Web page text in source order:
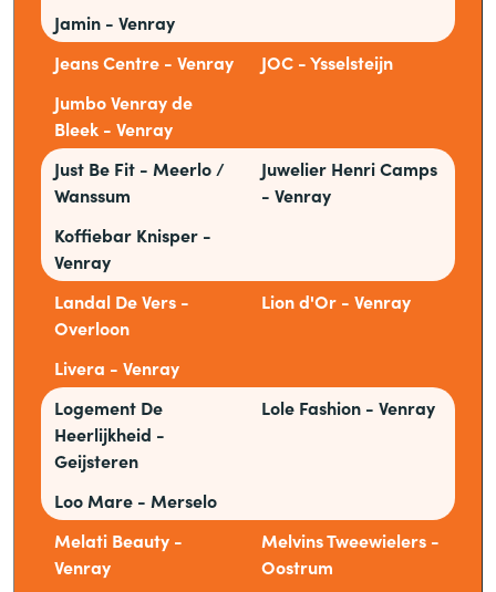
Jamin - Venray
Jeans Centre - Venray
JOC - Ysselsteijn
Jumbo Venray de
Bleek - Venray
Just Be Fit - Meerlo /
Wanssum
Juwelier Henri Camps
- Venray
Koffiebar Knisper -
Venray
Landal De Vers -
Overloon
Lion d'Or - Venray
Livera - Venray
Logement De
Heerlijkheid -
Geijsteren
Lole Fashion - Venray
Loo Mare - Merselo
Melati Beauty -
Venray
Melvins Tweewielers -
Oostrum